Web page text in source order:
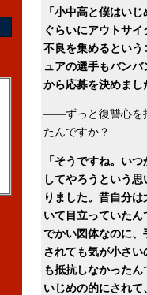
「小中高と僕はい
ぐらいにアウトサ
不良を集めるとい
ュアの選手もバン
から応募を決めまし
――ずっと復讐心を
たんですか？
「そうですね。いつ
してやろうという思
りました。昔自分は
いて目立っていたん
でかい図体なのに、
されても気が小さい
も抵抗しなかったん
いじめの的にされて